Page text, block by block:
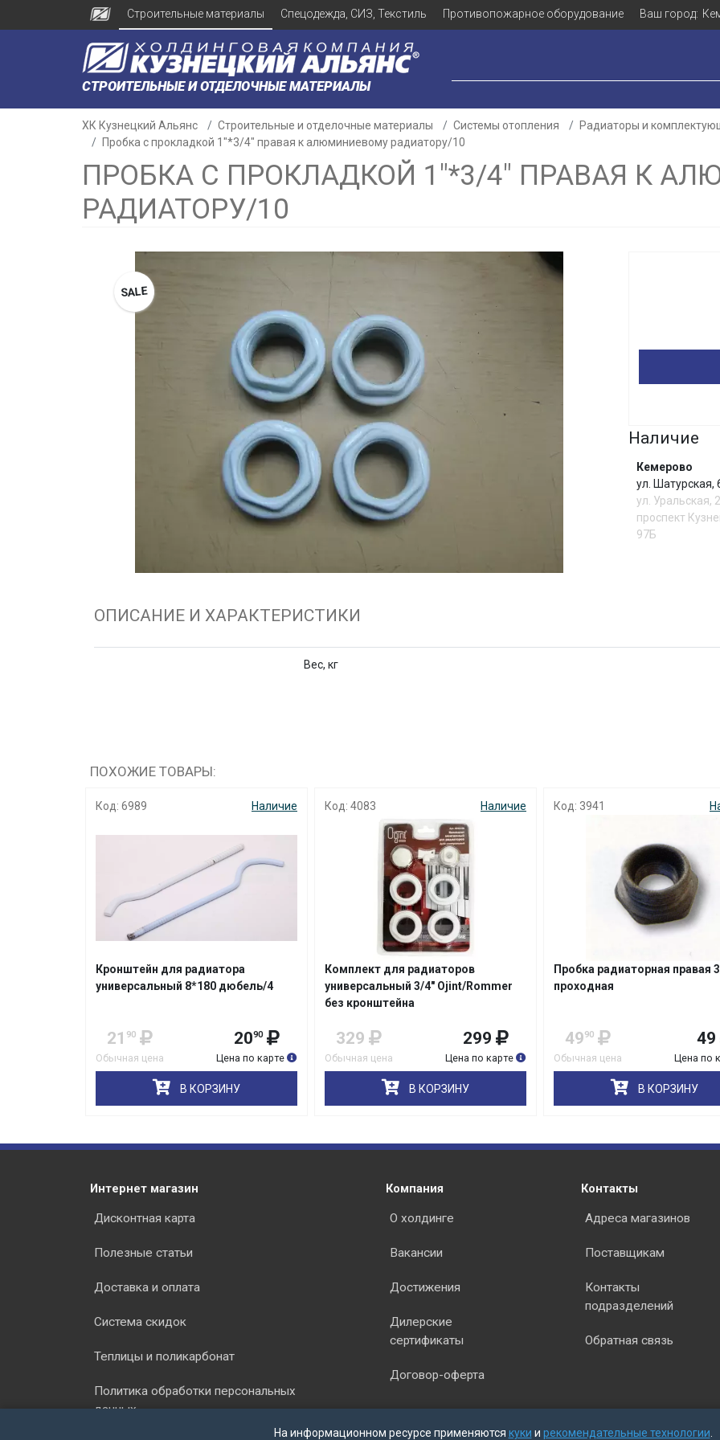
Строительные материалы Спецодежда, СИЗ, Текстиль Противопожарное оборудование Ваш город:
СТРОИТЕЛЬНЫЕ И ОТДЕЛОЧНЫЕ МАТЕРИАЛЫ
ХК Кузнецкий Альянс Строительные и отделочные материалы Системы отопления Радиаторы и
Пробка с прокладкой 1"*3/4" правая к алюминиевому радиатору/10
ПРОБКА С ПРОКЛАДКОЙ 1"*3/4" ПРАВАЯ К
РАДИАТОРУ/10
SALE
Наличие
Кемерово
ул. Шатурская,
ул. Уральская,
проспект
97Б
ОПИСАНИЕ И ХАРАКТЕРИСТИКИ
Вес, кг
ПОХОЖИЕ ТОВАРЫ:
Код: 4083 Наличие
Комплект для радиаторов
универсальный 3/4" Ojint/Rommer
329
Обычная цена
299
Цена по карте
В КОРЗИНУ
Код: 3941 Наличие
Пробка радиаторная правая 3/4 d20
проходная
49 90
Обычная цена
49
Цена по карте
В КОРЗИНУ
Код: 7473
Кронштейн Y образный
859
Обычная цена Цена
В КОРЗИНУ
Разбейтеоплату
без переплат
График платежей
Сегодня
25%
Добавляйте товары
Получайте товарвыбранный способом
об оплате Плайтом
раз в 2
недели
8 800 302-02-51
plait.ru
На информационном ресурсе применяются куки и рекомендательные технологии.
Интернет магазин
Дисконтная карта
Полезные статьи
Доставка и оплата
Система скидок
Теплицы и поликарбонат
Политика обработки персональных
данных
Компания
О холдинге
Вакансии
Достижения
Дилерские
сертификаты
Договор-оферта
Контакты
Адреса магазинов
Поставщикам
Контакты
подразделений
Обратная связь